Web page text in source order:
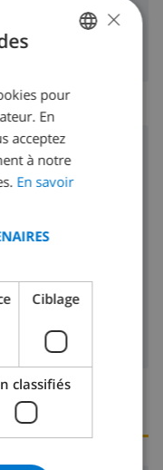
DUTCH
SPANISH
GERMAN
DANISH
×
pour
En
acceptez
à notre
En savoir
Ciblage
classifiés